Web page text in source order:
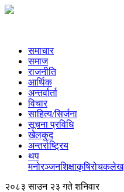
समाचार
समाज
राजनीति
आर्थिक
अन्तर्वार्ता
विचार
साहित्य/सिर्जना
सूचना प्रविधि
खेलकुद
अन्तर्राष्ट्रिय
थप
मनोरञ्‍जनशिक्षाकृषिरोचकलेख
२०८३ साउन २३ गते शनिवार